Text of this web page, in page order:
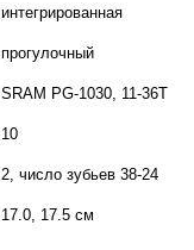
интегрированная
прогулочный
SRAM PG-1030, 11-36T
10
2, число зубьев 38-24
17.0, 17.5 см